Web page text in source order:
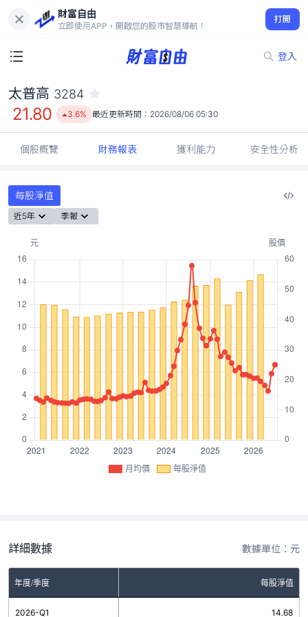
財富自由
立即使用APP，開啟您的股市智慧導航！
打開
登入
21.80
3.6%
太普高 3284
21.80 3.6% 最近更新時間： 2026/08/06 05:30
個股概覽 財務報表 獲利能力 安全性分析
每股淨值
近5年 季報
月均價 每股淨值
詳細數據 數據單位：元
年度/季度 每股淨值
2026-Q1 14.68